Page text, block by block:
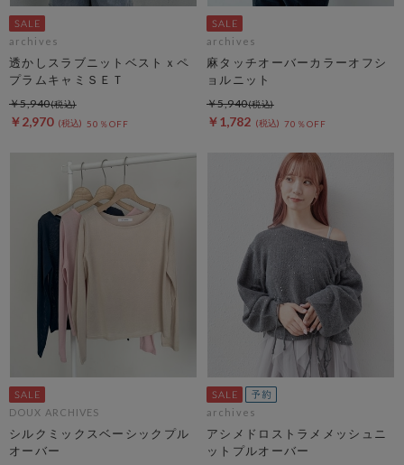
archives
透かしスラブニットベストｘペ
プラムキャミＳＥＴ
￥2,970 50％OFF
￥5,940
archives
麻タッチオーバーカラーオフシ
ョルニット
￥1,782 70％OFF
￥5,940
DOUX ARCHIVES
シルクミックスベーシックプル
オーバー
archives
アシメドロストラメメッシュニ
ットプルオーバー